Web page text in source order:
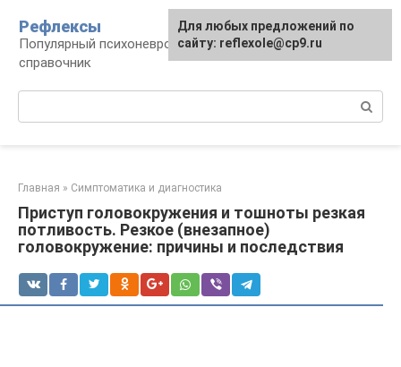
контенту
Рефлексы
Популярный психоневрологический
справочник
Главная » Симптоматика и диагностика
Приступ головокружения и тошноты резкая
потливость. Резкое (внезапное)
головокружение: причины и последствия
Для любых предложений по
сайту: reflexole@cp9.ru